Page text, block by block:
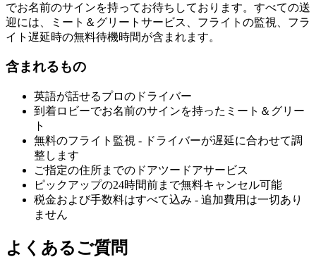
でお名前のサインを持ってお待ちしております。すべての送
迎には、ミート＆グリートサービス、フライトの監視、フラ
イト遅延時の無料待機時間が含まれます。
含まれるもの
英語が話せるプロのドライバー
到着ロビーでお名前のサインを持ったミート＆グリー
ト
無料のフライト監視 - ドライバーが遅延に合わせて調
整します
ご指定の住所までのドアツードアサービス
ピックアップの24時間前まで無料キャンセル可能
税金および手数料はすべて込み - 追加費用は一切あり
ません
よくあるご質問